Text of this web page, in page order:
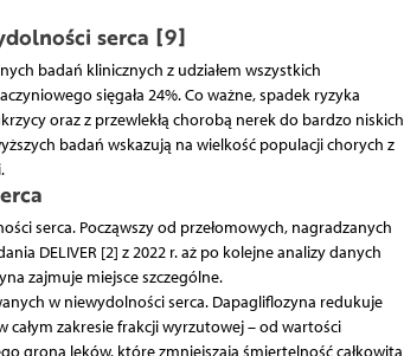
serca [9]
badań klinicznych z udziałem wszystkich
sięgała 24%. Co ważne, spadek ryzyka
oraz z przewlekłą chorobą nerek do bardzo niskich
badań wskazują na wielkość populacji chorych z
serca. Począwszy od przełomowych, nagradzanych
DELIVER [2] z 2022 r. aż po kolejne analizy danych
zajmuje miejsce szczególne.
w niewydolności serca. Dapagliflozyna redukuje
zakresie frakcji wyrzutowej – od wartości
grona leków, które zmniejszają śmiertelność całkowitą